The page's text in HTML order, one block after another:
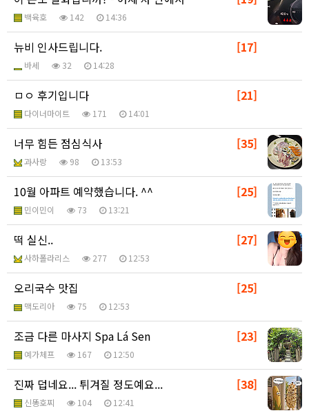
백육호 142 14:36
[17]
뉴비 인사드립니다.
바세 32 14:28
[21]
ㅁㅇ 후기입니다
다이너마이트 171 14:01
[35]
너무 힘든 점심식사
과사랑 98 13:53
[25]
10월 아파트 예약했습니다. ^^
민이민이 73 13:21
[27]
떡 실신..
사하폴라리스 277 12:53
[25]
오리국수 맛집
맥도리아 75 12:53
[23]
조금 다른 마사지 Spa Lá Sen
예가체프 167 12:50
[38]
진짜 덥네요... 튀겨질 정도예요...
신똥호찌 104 12:41